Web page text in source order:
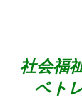
社会福
ベト